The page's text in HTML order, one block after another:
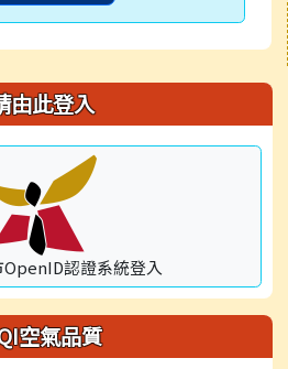
由此登入
認證系統登入
空氣品質